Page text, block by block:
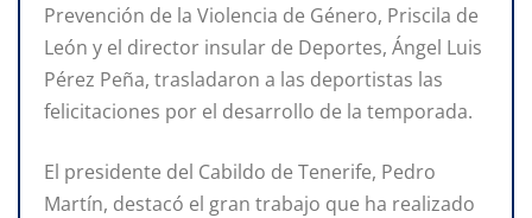
Prevención de la Violencia de Género, Priscila de
León y el director insular de Deportes, Ángel Luis
Pérez Peña, trasladaron a las deportistas las
felicitaciones por el desarrollo de la temporada.
El presidente del Cabildo de Tenerife, Pedro
Martín, destacó el gran trabajo que ha realizado